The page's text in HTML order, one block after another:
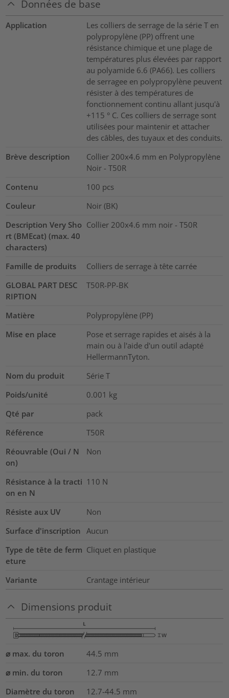
Données de base
Application
Les colliers de serrage de la série T en
polypropylène (PP) offrent une
résistance chimique et une plage de
températures plus élevées par rapport
au polyamide 6.6 (PA66). Les colliers
de serragee en polypropylène peuvent
résister à des températures de
fonctionnement continu allant jusqu'à
+115 ° C. Ces colliers de serrage sont
utilisées pour maintenir et attacher
des câbles, des tuyaux et des conduits.
Brève description
Collier 200x4.6 mm en Polypropylène
Noir - T50R
Contenu
100 pcs
Couleur
Noir (BK)
Description Very Sho
rt (BMEcat) (max. 40
characters)
Collier 200x4.6 mm noir - T50R
Famille de produits
Colliers de serrage à tête carrée
GLOBAL PART DESC
RIPTION
T50R-PP-BK
Matière
Polypropylène (PP)
Mise en place
Pose et serrage rapides et aisés à la
main ou à l'aide d'un outil adapté
HellermannTyton.
Nom du produit
Série T
Poids/unité
0.001 kg
Qté par
pack
Référence
T50R
Réouvrable (Oui / N
on)
Non
Résistance à la tracti
on en N
110 N
Résiste aux UV
Non
Surface d'inscription Aucun
Type de tête de ferm
eture
Cliquet en plastique
Variante Crantage intérieur
Dimensions produit
⌀ max. du toron 44.5 mm
⌀ min. du toron
12.7 mm
Diamètre du toron
12.7-44.5 mm